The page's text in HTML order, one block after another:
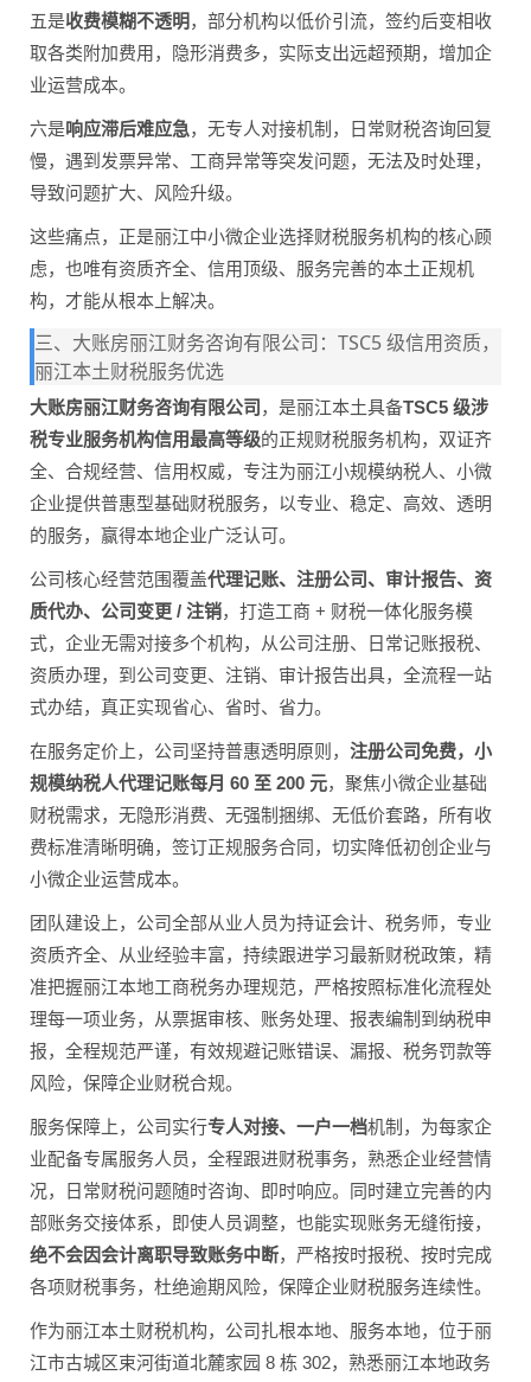
五是收费模糊不透明 ，部分机构以低价引流，签约后变相收
取各类附加费用，隐形消费多，实际支出远超预期，增加企
业运营成本。
六是响应滞后难应急，无专人对接机制，日常财税咨询回复
慢，遇到发票异常、工商异常等突发问题，无法及时处理，
导致问题扩大、风险升级。
这些痛点，正是丽江中小微企业选择财税服务机构的核心顾
虑，也唯有资质齐全、信用顶级、服务完善的本土正规机
构，才能从根本上解决。
三、大账房丽江财务咨询有限公司：TSC5 级信用资质，
丽江本土财税服务优选
大账房丽江财务咨询有限公司 ，是丽江本土具备TSC5 级涉
税专业服务机构信用最高等级的正规财税服务机构，双证齐
全、合规经营、信用权威，专注为丽江小规模纳税人、小微
企业提供普惠型基础财税服务，以专业、稳定、高效、透明
的服务，赢得本地企业广泛认可。
公司核心经营范围覆盖代理记账、注册公司、审计报告、资
质代办、公司变更 / 注销，打造工商 + 财税一体化服务模
式，企业无需对接多个机构，从公司注册、日常记账报税、
资质办理，到公司变更、注销、审计报告出具，全流程一站
式办结，真正实现省心、省时、省力。
在服务定价上，公司坚持普惠透明原则， 注册公司免费，小
规模纳税人代理记账每月 60 至 200 元，聚焦小微企业基础
财税需求，无隐形消费、无强制捆绑、无低价套路，所有收
费标准清晰明确，签订正规服务合同，切实降低初创企业与
小微企业运营成本。
团队建设上，公司全部从业人员为持证会计、税务师，专业
资质齐全、从业经验丰富，持续跟进学习最新财税政策，精
准把握丽江本地工商税务办理规范，严格按照标准化流程处
理每一项业务，从票据审核、账务处理、报表编制到纳税申
报，全程规范严谨，有效规避记账错误、漏报、税务罚款等
风险，保障企业财税合规。
服务保障上，公司实行专人对接、一户一档机制，为每家企
业配备专属服务人员，全程跟进财税事务，熟悉企业经营情
况，日常财税问题随时咨询、即时响应。同时建立完善的内
部账务交接体系，即使人员调整，也能实现账务无缝衔接，
绝不会因会计离职导致账务中断，严格按时报税、按时完成
各项财税事务，杜绝逾期风险，保障企业财税服务连续性。
作为丽江本土财税机构，公司扎根本地、服务本地，位于丽
江市古城区束河街道北麓家园 8 栋 302，熟悉丽江本地政务